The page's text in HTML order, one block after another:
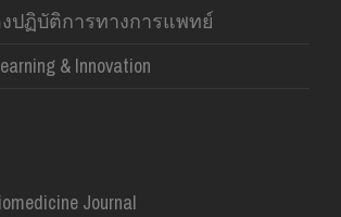
ปฏิบัติการทางการแพทย์
& Innovation
Journal